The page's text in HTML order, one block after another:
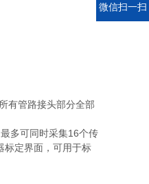
有管路接头部分全部
多可同时采集16个传
标定界面，可用于标
电话
微信扫一扫